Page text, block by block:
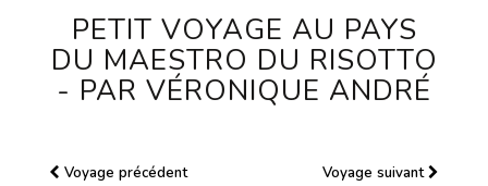
PETIT VOYAGE AU PAYS
DU MAESTRO DU RISOTTO
- PAR VÉRONIQUE ANDRÉ
Voyage précédent Voyage suivant